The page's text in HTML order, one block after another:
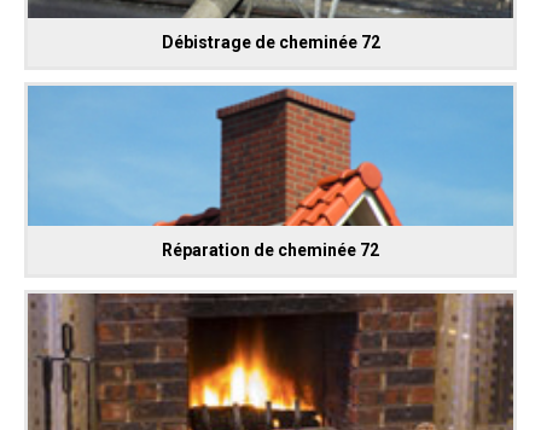
Débistrage de cheminée 72
Réparation de cheminée 72